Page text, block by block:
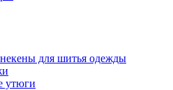
для шитья одежды
утюги